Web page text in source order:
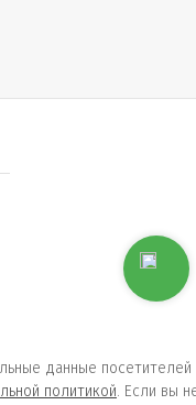
данные посетителей
политикой. Если вы